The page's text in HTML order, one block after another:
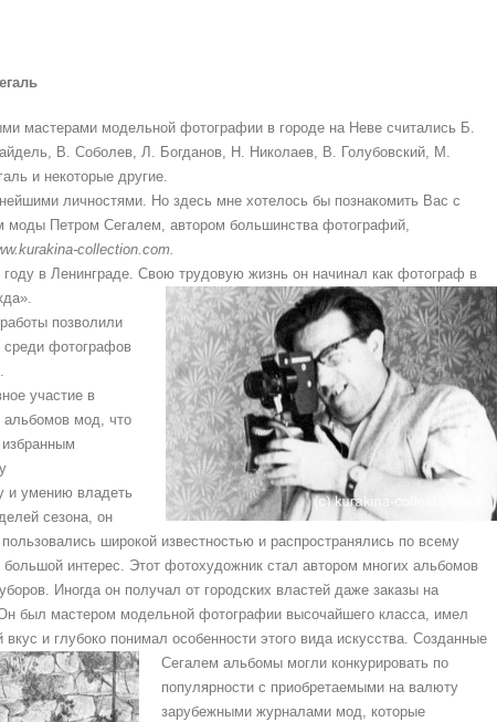
мастерами модельной фотографии в городе на Неве считались Б.
В. Соболев, Л. Богданов, Н. Николаев, В. Голубовский, М.
и некоторые другие.
личностями. Но здесь мне хотелось бы пoзнакомить Вас с
Петром Сегалем, автором большинства фотографий,
collection.com.
в Ленинграде. Свою трудовую жизнь он начинал как фотограф в
позволили
среди фотографов
участие в
альбомов мод, что
и умению владеть
сезона, он
широкой известностью и распространялись по всему
интерес. Этот фотохудожник стал автором многих альбомов
Иногда он получал от городских властей даже заказы на
был мастером модельной фотографии высочайшего класса, имел
и глубоко понимал особенности этого вида искусства. Созданные
Сегалем альбомы могли конкурировать по
популярности с приобретаемыми на валюту
зарубежными журналами мод, которые